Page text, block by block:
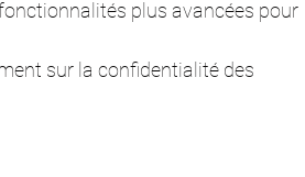
plus avancées pour
sur la confidentialité des